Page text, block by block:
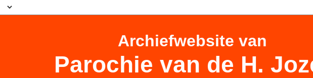
Archiefwebsite van
Parochie van de H.